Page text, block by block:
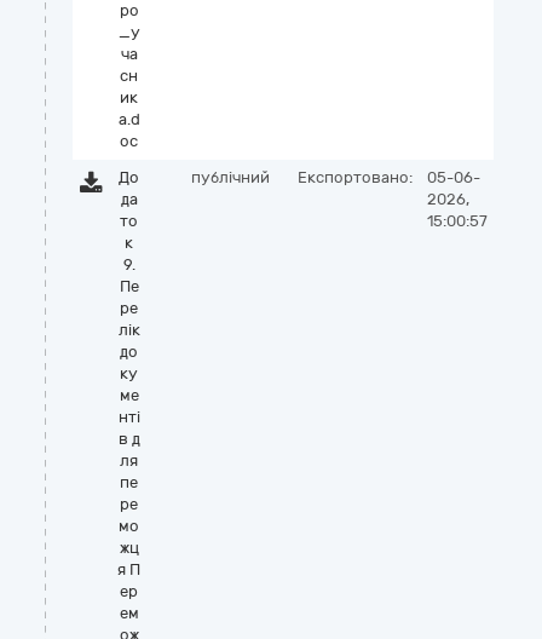
ро
_у
ча
сн
ик
а.d
oc
До
да
то
к
9.
Пе
ре
лік
до
ку
ме
нті
в д
ля
пе
ре
мо
жц
я П
ер
ем
ож
публічний Експортовано:
05-06-
2026,
15:00:57